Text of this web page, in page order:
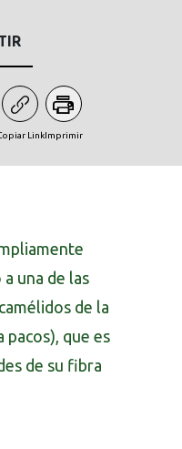
LinkImprimir
una de las
de la
pacos), que es
de su fibra